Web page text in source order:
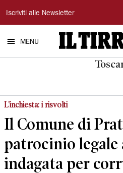
Il
Tirreno
Iscriviti alle Newsletter
MENU
L'inchiesta: i risvolti
Il Comune di
patrocinio legale
indagata per